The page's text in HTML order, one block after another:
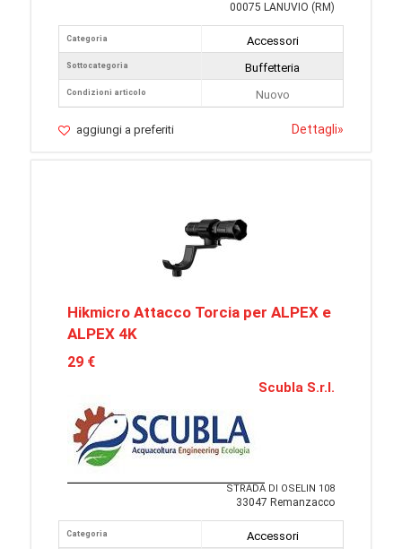
00075 LANUVIO (RM)
Categoria
Sottocategoria
Condizioni articolo
Accessori
Buffetteria
Nuovo
aggiungi a preferiti Dettagli»
Hikmicro Attacco Torcia per ALPEX e
ALPEX 4K
29 €
Scubla S.r.l.
STRADA DI OSELIN 108
33047 Remanzacco
Categoria
Accessori